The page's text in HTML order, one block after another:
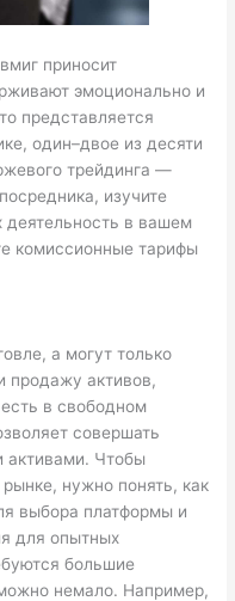
приносит
эмоционально и
представляется
один–двое из десяти
трейдинга —
изучите
в вашем
комиссионные тарифы
а могут только
продажу активов,
в свободном
совершать
активами. Чтобы
нужно понять, как
выбора платформы и
для опытных
большие
немало. Например,